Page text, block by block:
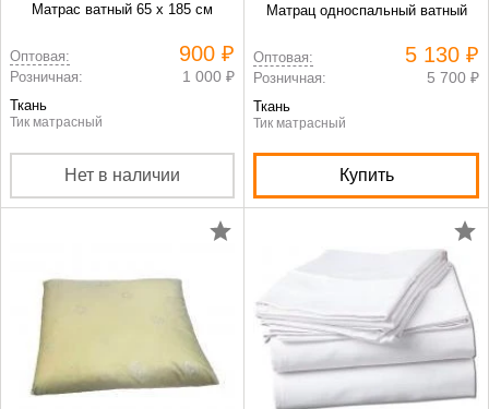
Матрас ватный 65 х 185 см
Оптовая: 900 ₽
Розничная: 1 000 ₽
Ткань
Тик матрасный
Нет в наличии
Матрац односпальный ватный
Оптовая: 5 130 ₽
Розничная: 5 700 ₽
Ткань
Тик матрасный
Купить